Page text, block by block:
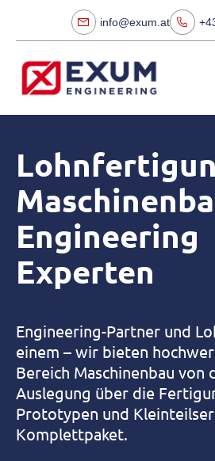
info@exum.at
Engineering
Experten
Engineering-Partner und
einem – wir bieten
Bereich Maschinenbau von
Auslegung über die
Prototypen und
Komplettpaket.